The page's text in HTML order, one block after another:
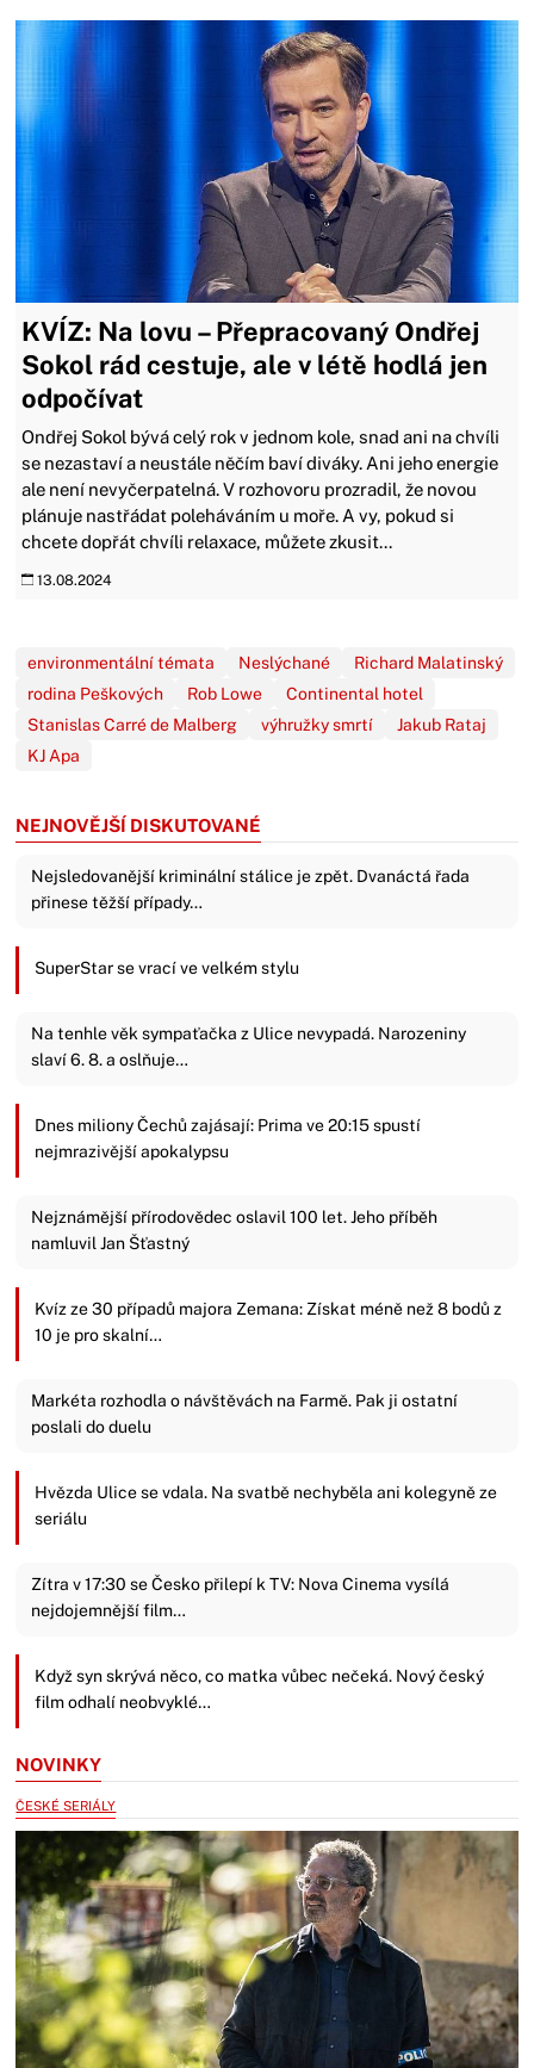
KVÍZ: Na lovu – Přepracovaný Ondřej
Sokol rád cestuje, ale v létě hodlá jen
odpočívat
Ondřej Sokol bývá celý rok v jednom kole, snad ani na chvíli
se nezastaví a neustále něčím baví diváky. Ani jeho energie
ale není nevyčerpatelná. V rozhovoru prozradil, že novou
plánuje nastřádat poleháváním u moře. A vy, pokud si
chcete dopřát chvíli relaxace, můžete zkusit...
13.08.2024
environmentální témata Neslýchané
Richard Malatinský
rodina Peškových
Rob Lowe
Continental hotel
Stanislas Carré de Malberg
výhružky smrtí
Jakub Rataj
KJ Apa
NEJNOVĚJŠÍ DISKUTOVANÉ
Nejsledovanější kriminální stálice je zpět. Dvanáctá řada
přinese těžší případy…
SuperStar se vrací ve velkém stylu
Na tenhle věk sympaťačka z Ulice nevypadá. Narozeniny
slaví 6. 8. a oslňuje…
Dnes miliony Čechů zajásají: Prima ve 20:15 spustí
nejmrazivější apokalypsu
Nejznámější přírodovědec oslavil 100 let. Jeho příběh
namluvil Jan Šťastný
Kvíz ze 30 případů majora Zemana: Získat méně než 8 bodů z
10 je pro skalní…
Markéta rozhodla o návštěvách na Farmě. Pak ji ostatní
poslali do duelu
Hvězda Ulice se vdala. Na svatbě nechyběla ani kolegyně ze
seriálu
Zítra v 17:30 se Česko přilepí k TV: Nova Cinema vysílá
nejdojemnější film…
Když syn skrývá něco, co matka vůbec nečeká. Nový český
film odhalí neobvyklé…
NOVINKY
ČESKÉ SERIÁLY